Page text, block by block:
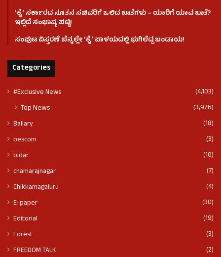
ʻಕೈʼ ಸರ್ಕಾರದ ನೂತನ ಸಚಿವರಿಗೆ ಒಲಿದ ಖಾತೆಗಳು – ಯಾರಿಗೆ ಯಾವ ಖಾತೆ?
ಇಲ್ಲಿದೆ ಸಂಭಾವ್ಯ ಪಟ್ಟಿ!
ಸಂಪುಟ ವಿಸ್ತರಣೆ ಬೆನ್ನಲ್ಲೇ ʻಕೈʼ ಪಾಳಯದಲ್ಲಿ ಭುಗಿಲೆದ್ದ ಬಂಡಾಯ!
Categories
#Exclusive News (4,103)
Top News (3,976)
Ballary
(18)
bescom
(3)
bidar
(10)
chamarajnagar
(7)
Chikkamagaluru
(4)
E-paper
(30)
Editorial
(19)
Forest
(3)
FREEDOM TALK
(2)